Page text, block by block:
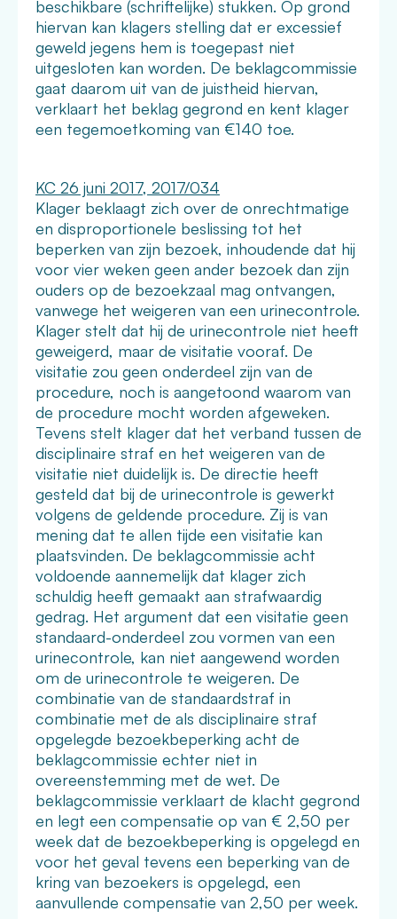
beschikbare (schriftelijke) stukken. Op grond
hiervan kan klagers stelling dat er excessief
geweld jegens hem is toegepast niet
uitgesloten kan worden. De beklagcommissie
gaat daarom uit van de juistheid hiervan,
verklaart het beklag gegrond en kent klager
een tegemoetkoming van €140 toe.
KC 26 juni 2017, 2017/034
Klager beklaagt zich over de onrechtmatige
en disproportionele beslissing tot het
beperken van zijn bezoek, inhoudende dat hij
voor vier weken geen ander bezoek dan zijn
ouders op de bezoekzaal mag ontvangen,
vanwege het weigeren van een urinecontrole.
Klager stelt dat hij de urinecontrole niet heeft
geweigerd, maar de visitatie vooraf. De
visitatie zou geen onderdeel zijn van de
procedure, noch is aangetoond waarom van
de procedure mocht worden afgeweken.
Tevens stelt klager dat het verband tussen de
disciplinaire straf en het weigeren van de
visitatie niet duidelijk is. De directie heeft
gesteld dat bij de urinecontrole is gewerkt
volgens de geldende procedure. Zij is van
mening dat te allen tijde een visitatie kan
plaatsvinden. De beklagcommissie acht
voldoende aannemelijk dat klager zich
schuldig heeft gemaakt aan strafwaardig
gedrag. Het argument dat een visitatie geen
standaard-onderdeel zou vormen van een
urinecontrole, kan niet aangewend worden
om de urinecontrole te weigeren. De
combinatie van de standaardstraf in
combinatie met de als disciplinaire straf
opgelegde bezoekbeperking acht de
beklagcommissie echter niet in
overeenstemming met de wet. De
beklagcommissie verklaart de klacht gegrond
en legt een compensatie op van € 2,50 per
week dat de bezoekbeperking is opgelegd en
voor het geval tevens een beperking van de
kring van bezoekers is opgelegd, een
aanvullende compensatie van 2,50 per week.